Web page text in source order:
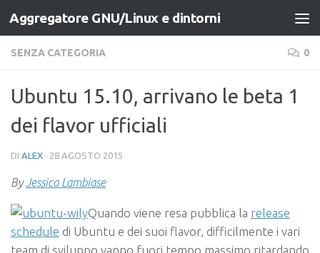
Salta al contenuto
Aggregatore GNU/Linux e dintorni
SENZA CATEGORIA 0
Ubuntu 15.10, arrivano le beta 1
dei flavor ufficiali
DI ALEX · 28 AGOSTO 2015
ByJessica Lambiase
Quando viene resa pubblica la release
schedule di Ubuntu e dei suoi flavor, difficilmente i vari
team di sviluppo vanno fuori tempo massimo ritardando